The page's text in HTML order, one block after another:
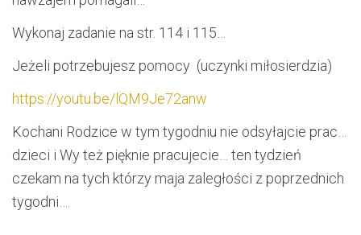
Wykonaj zadanie na str. 114 i 115…
Jeżeli potrzebujesz pomocy (uczynki miłosierdzia)
https://youtu.be/lQM9Je72anw
Kochani Rodzice w tym tygodniu nie odsyłajcie prac…
dzieci i Wy też pięknie pracujecie… ten tydzień
czekam na tych którzy maja zaległości z poprzednich
tygodni….